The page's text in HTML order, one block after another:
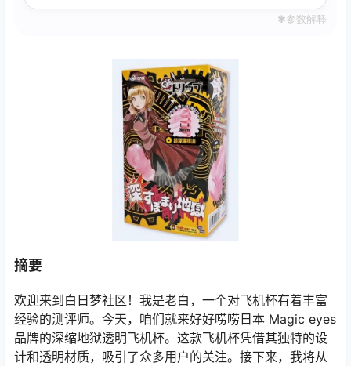
✱参数解释
摘要
欢迎来到白日梦社区！我是老白，一个对飞机杯有着丰富
经验的测评师。今天，咱们就来好好唠唠日本 Magic eyes
品牌的深缩地狱透明飞机杯。这款飞机杯凭借其独特的设
计和透明材质，吸引了众多用户的关注。接下来，我将从